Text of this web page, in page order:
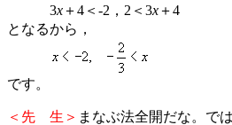
3x＋4＜-2，2＜3x＋4
となるから，
です。
＜先 生＞ まなぶ法全開だな。で